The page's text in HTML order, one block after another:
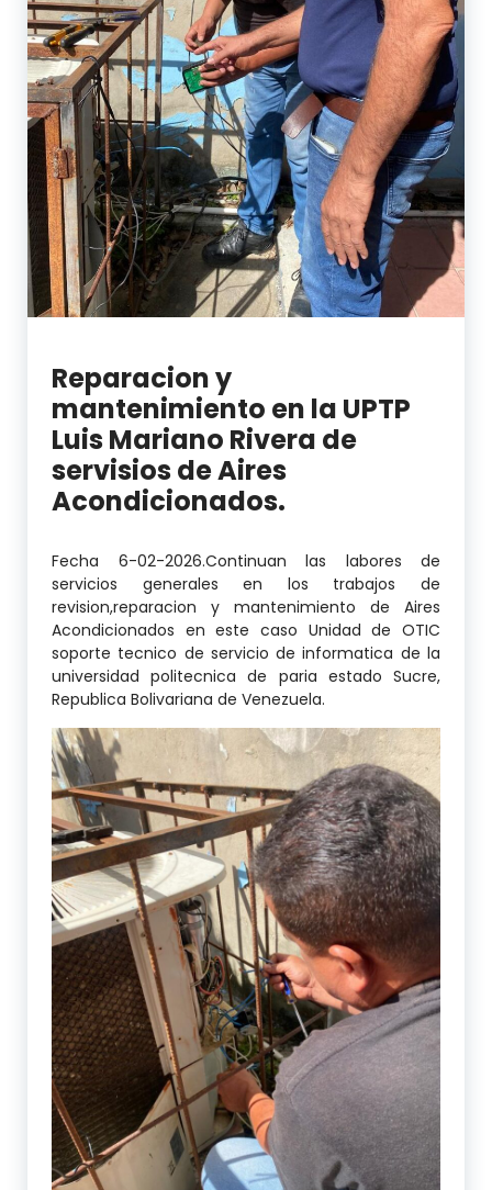
Reparacion y
mantenimiento en la UPTP
Luis Mariano Rivera de
servisios de Aires
Acondicionados.
Fecha 6-02-2026.Continuan las labores de
servicios generales en los trabajos de
revision,reparacion y mantenimiento de Aires
Acondicionados en este caso Unidad de OTIC
soporte tecnico de servicio de informatica de la
universidad politecnica de paria estado Sucre,
Republica Bolivariana de Venezuela.